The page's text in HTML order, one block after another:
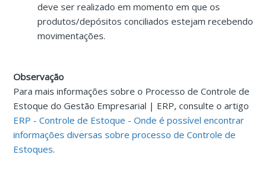
deve ser realizado em momento em que os
produtos/depósitos conciliados estejam recebendo
movimentações.
Observação
Para mais informações sobre o Processo de Controle de
Estoque do Gestão Empresarial | ERP, consulte o artigo
ERP - Controle de Estoque - Onde é possível encontrar
informações diversas sobre processo de Controle de
Estoques.